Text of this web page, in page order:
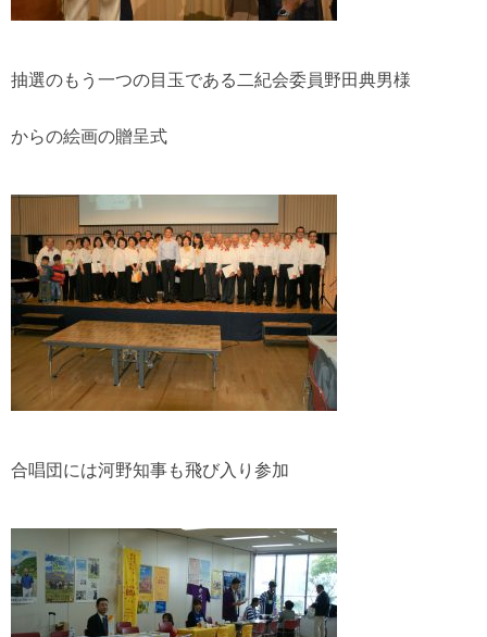
抽選のもう一つの目玉である二紀会委員野田典男様
からの絵画の贈呈式
合唱団には河野知事も飛び入り参加